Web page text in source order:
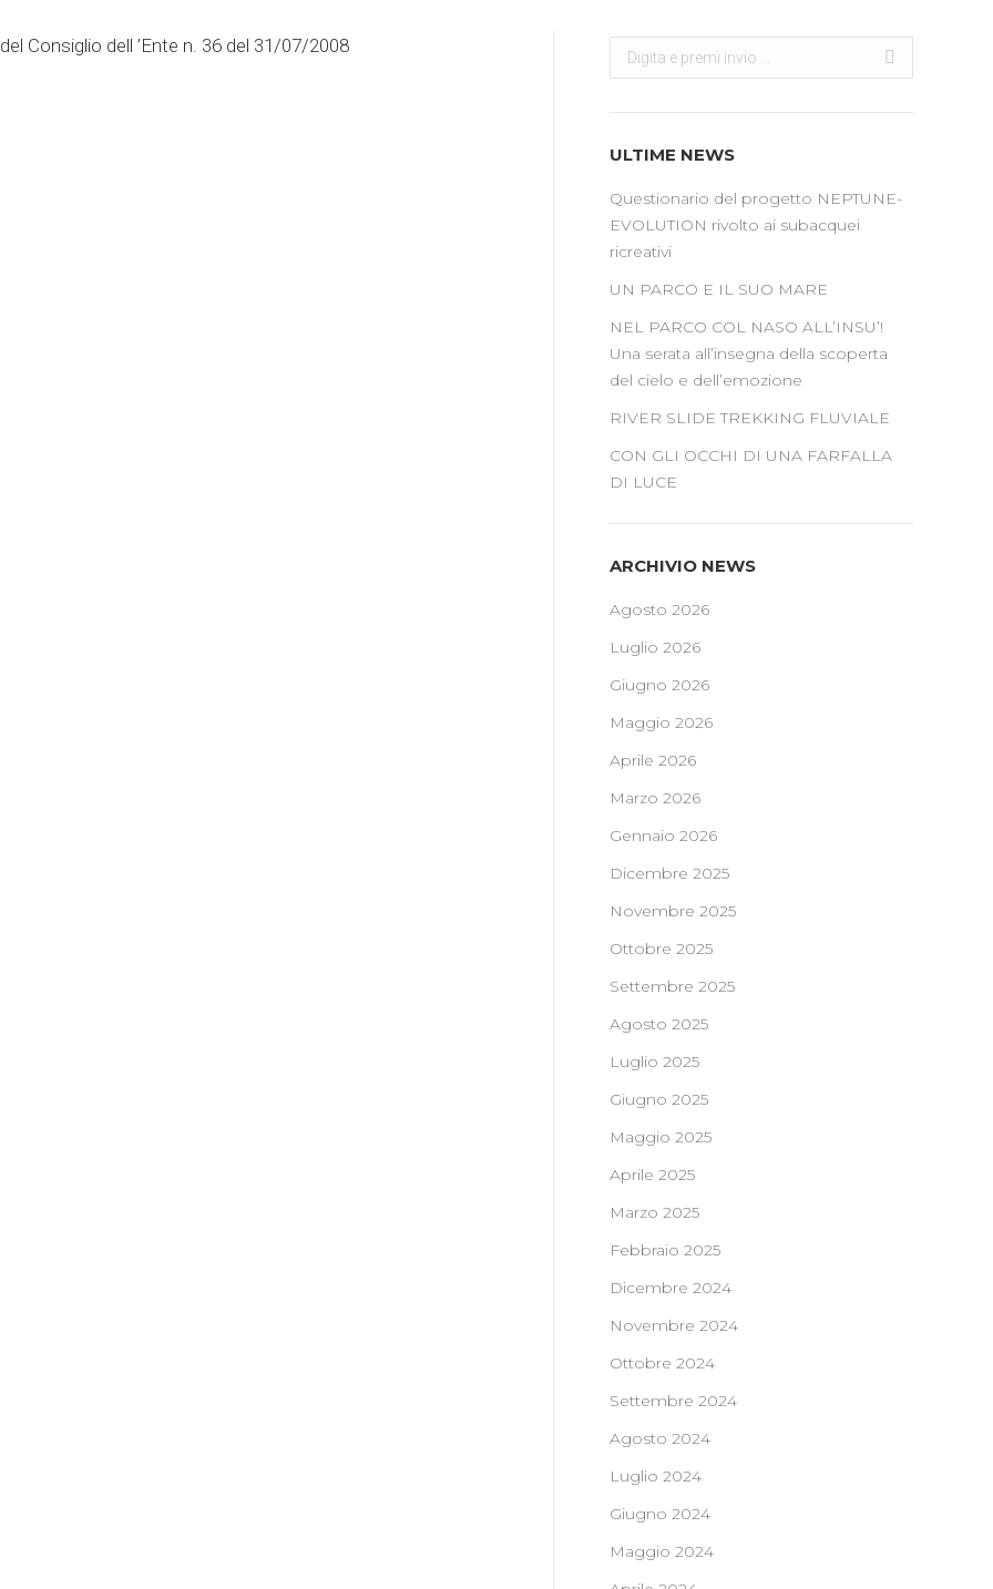
Consiglio dell ’Ente n. 36 del 31/07/2008
Search:
ULTIME NEWS
Questionario del progetto NEPTUNE-
EVOLUTION rivolto ai subacquei
ricreativi
UN PARCO E IL SUO MARE
NEL PARCO COL NASO ALL’INSU’!
Una serata all’insegna della scoperta
del cielo e dell’emozione
RIVER SLIDE TREKKING FLUVIALE
CON GLI OCCHI DI UNA FARFALLA
DI LUCE
ARCHIVIO NEWS
Agosto 2026
Luglio 2026
Giugno 2026
Maggio 2026
Aprile 2026
Marzo 2026
Gennaio 2026
Dicembre 2025
Novembre 2025
Ottobre 2025
Settembre 2025
Agosto 2025
Luglio 2025
Giugno 2025
Maggio 2025
Aprile 2025
Marzo 2025
Febbraio 2025
Dicembre 2024
Novembre 2024
Ottobre 2024
Settembre 2024
Agosto 2024
Luglio 2024
Giugno 2024
Maggio 2024